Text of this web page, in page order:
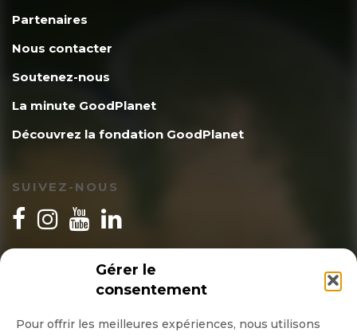
Gérer le
consentement
Pour offrir les meilleures expériences, nous utilisons
Partenaires
Nous contacter
Soutenez-nous
La minute GoodPlanet
Découvrez la fondation GoodPlanet
SUIVEZ-NOUS
INSCRIPTION NEWSLETTER